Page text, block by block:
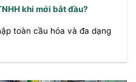
khi mới bắt đầu?
toàn cầu hóa và đa dạng